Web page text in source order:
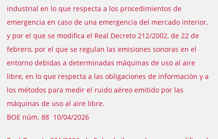
industrial en lo que respecta a los procedimientos de
emergencia en caso de una emergencia del mercado interior,
y por el que se modifica el Real Decreto 212/2002, de 22 de
febrero, por el que se regulan las emisiones sonoras en el
entorno debidas a determinadas máquinas de uso al aire
libre, en lo que respecta a las obligaciones de información y a
los métodos para medir el ruido aéreo emitido por las
máquinas de uso al aire libre.
BOE núm. 88 10/04/2026